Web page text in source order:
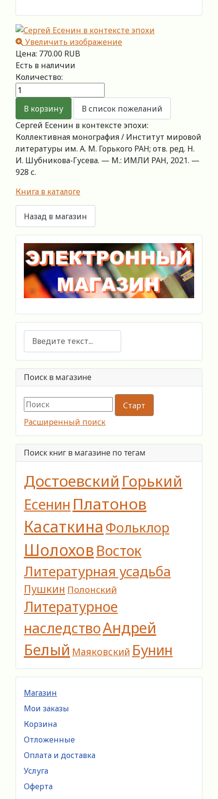
Увеличить изображение
Цена: 770.00 RUB
Есть в наличии
Количество:
Сергей Есенин в контексте эпохи:
Коллективная монография / Институт мировой
литературы им. А. М. Горького РАН; отв. ред. Н.
И. Шубникова-Гусева. — М.: ИМЛИ РАН, 2021. —
928 с.
Книга в каталоге
Поиск
Поиск в магазине
Расширенный поиск
Поиск книг в магазине по тегам
Достоевский Горький
Есенин Платонов
Касаткина Фольклор
Шолохов Восток
Литературная усадьба
Пушкин Полонский
Литературное
наследствоАндрей
Белый Маяковский Бунин
Магазин
Мои заказы
Корзина
Отложенные
Оплата и доставка
Услуга
Оферта